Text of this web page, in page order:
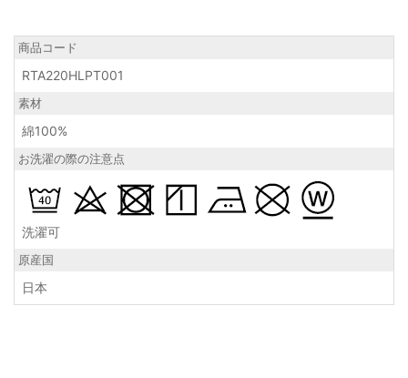
商品コード
RTA220HLPT001
素材
綿100%
お洗濯の際の注意点
洗濯可
原産国
日本